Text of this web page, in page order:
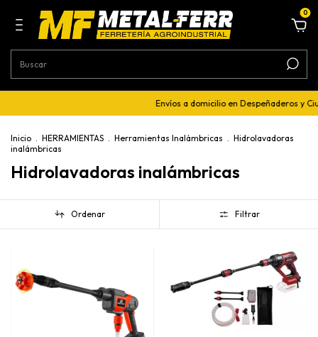
0
Envíos a domicilio en Despeñaderos y
Inicio . HERRAMIENTAS . Herramientas Inalámbricas . Hidrolavadoras
inalámbricas
Hidrolavadoras inalámbricas
Ordenar Filtrar